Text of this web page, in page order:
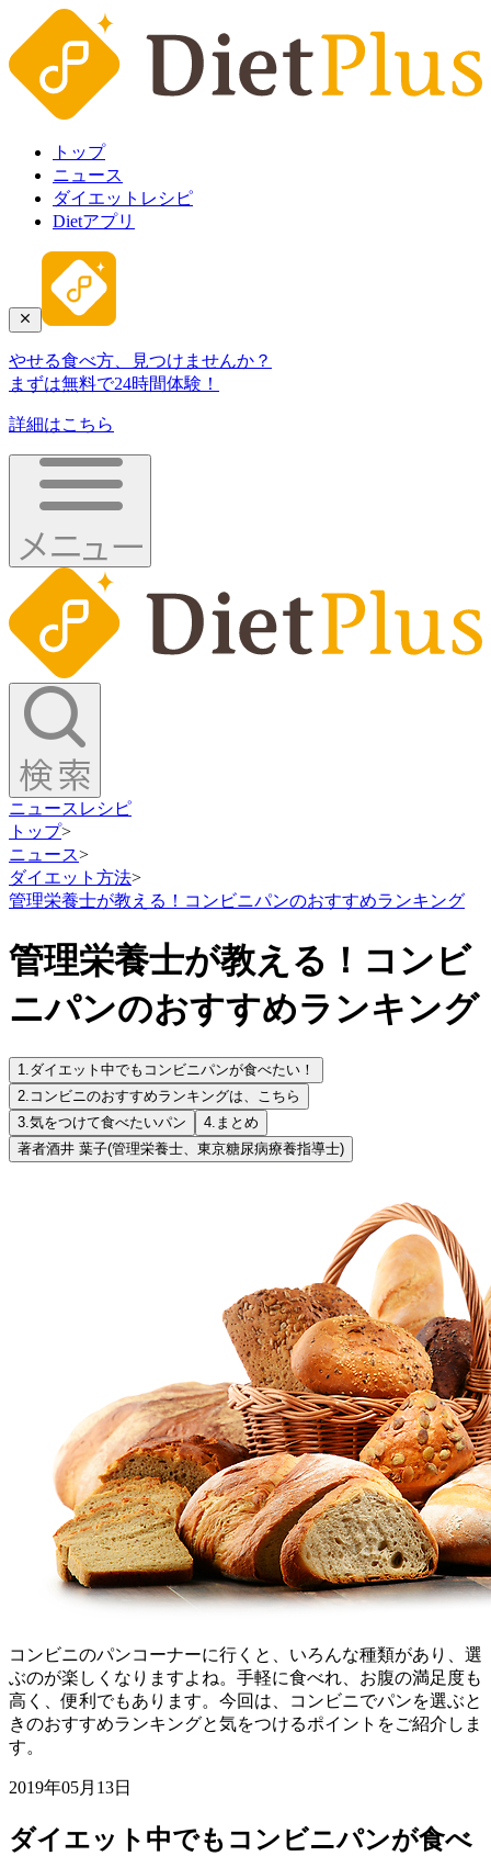
トップ
ニュース
ダイエットレシピ
Dietアプリ
やせる食べ方、見つけませんか？
まずは無料で24時間体験！
詳細はこちら
ニュース レシピ
トップ>
ニュース>
ダイエット方法>
管理栄養士が教える！コンビニパンのおすすめランキング
管理栄養士が教える！コンビ
ニパンのおすすめランキング
1.ダイエット中でもコンビニパンが食べたい！
2. コンビニのおすすめランキングは、こちら
3.気をつけて食べたいパン 4. まとめ
著者酒井 葉子(管理栄養士、東京糖尿病療養指導士)
コンビニのパンコーナーに行くと、いろんな種類があり、選
ぶのが楽しくなりますよね。手軽に食べれ、お腹の満足度も
高く、便利でもあります。今回は、コンビニでパンを選ぶと
きのおすすめランキングと気をつけるポイントをご紹介しま
す。
2019年05月13日
ダイエット中でもコンビニパンが食べ